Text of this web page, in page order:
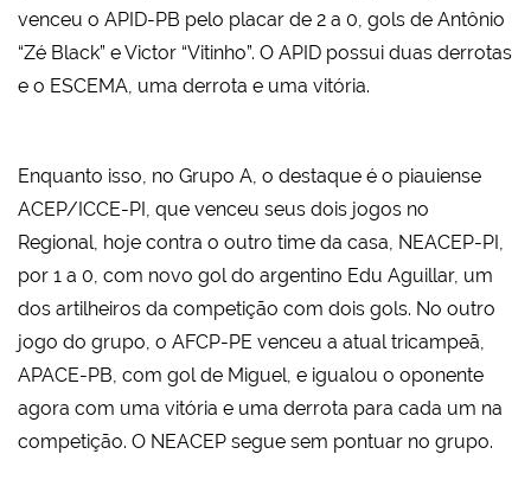
venceu o APID-PB pelo placar de 2 a 0, gols de Antônio
“Zé Black” e Victor “Vitinho”. O APID possui duas derrotas
e o ESCEMA, uma derrota e uma vitória.
Enquanto isso, no Grupo A, o destaque é o piauiense
ACEP/ICCE-PI, que venceu seus dois jogos no
Regional, hoje contra o outro time da casa, NEACEP-PI,
por 1 a 0, com novo gol do argentino Edu Aguillar, um
dos artilheiros da competição com dois gols. No outro
jogo do grupo, o AFCP-PE venceu a atual tricampeã,
APACE-PB, com gol de Miguel, e igualou o oponente
agora com uma vitória e uma derrota para cada um na
competição. O NEACEP segue sem pontuar no grupo.